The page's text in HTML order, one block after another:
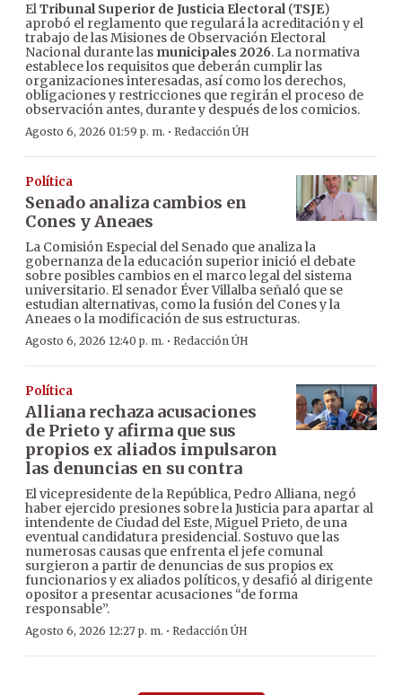
ElTribunal Superior de Justicia Electoral(TSJE)
aprobó el reglamento que regulará la acreditación y el
trabajo de las Misiones de Observación Electoral
Nacional durante las municipales 2026. La normativa
establece los requisitos que deberán cumplir las
organizaciones interesadas, así como los derechos,
obligaciones y restricciones que regirán el proceso de
observación antes, durante y después de los comicios.
Agosto 6, 2026 01:59 p. m. · Redacción ÚH
Política
Senado analiza cambios en
Cones y Aneaes
La Comisión Especial del Senado que analiza la
gobernanza de la educación superior inició el debate
sobre posibles cambios en el marco legal del sistema
universitario. El senador Éver Villalba señaló que se
estudian alternativas, como la fusión del Cones y la
Aneaes o la modificación de sus estructuras.
Agosto 6, 2026 12:40 p. m. · Redacción ÚH
Política
Alliana rechaza acusaciones
de Prieto y afirma que sus
propios ex aliados impulsaron
las denuncias en su contra
El vicepresidente de la República, Pedro Alliana, negó
haber ejercido presiones sobre la Justicia para apartar al
intendente de Ciudad del Este, Miguel Prieto, de una
eventual candidatura presidencial. Sostuvo que las
numerosas causas que enfrenta el jefe comunal
surgieron a partir de denuncias de sus propios ex
funcionarios y ex aliados políticos, y desafió al dirigente
opositor a presentar acusaciones “de forma
responsable”.
Agosto 6, 2026 12:27 p. m. · Redacción ÚH